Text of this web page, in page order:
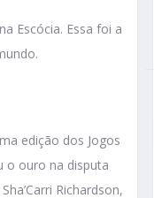
Escócia. Essa foi a
edição dos Jogos
o ouro na disputa
Richardson,